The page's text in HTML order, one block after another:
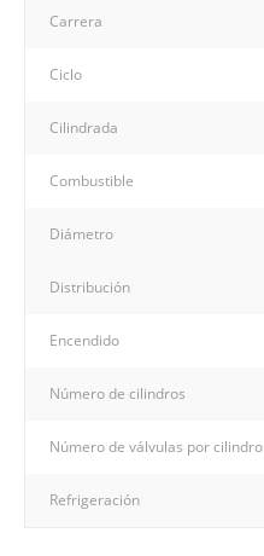
Carrera
Ciclo
Cilindrada
Combustible
Diámetro
Distribución
Encendido
Número de cilindros
Número de válvulas por cilindro
Refrigeración